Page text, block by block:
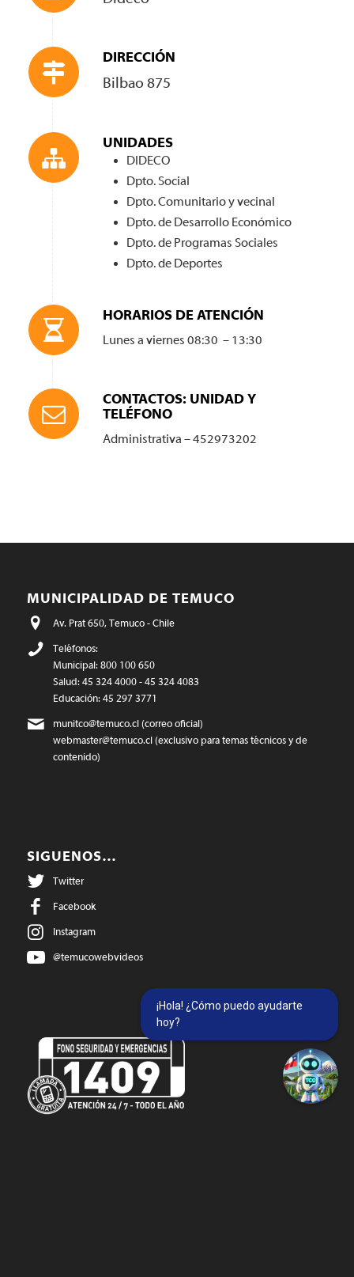
DIRECCIÓN
Bilbao 875
UNIDADES
DIDECO
Dpto. Social
Dpto. Comunitario y vecinal
Dpto. de Desarrollo Económico
Dpto. de Programas Sociales
Dpto. de Deportes
HORARIOS DE ATENCIÓN
Lunes a viernes 08:30 – 13:30
CONTACTOS: UNIDAD Y
TELÉFONO
Administrativa – 452973202
MUNICIPALIDAD DE TEMUCO
Av. Prat 650, Temuco - Chile
Teléfonos:
Municipal: 800 100 650
Salud: 45 324 4000 - 45 324 4083
Educación: 45 297 3771
munitco@temuco.cl(correo oficial)
webmaster@temuco.cl(exclusivo para temas técnicos y de
contenido)
SIGUENOS…
Twitter
Facebook
Instagram
@temucowebvideos
¡Hola! ¿Cómo puedo ayudarte
hoy?